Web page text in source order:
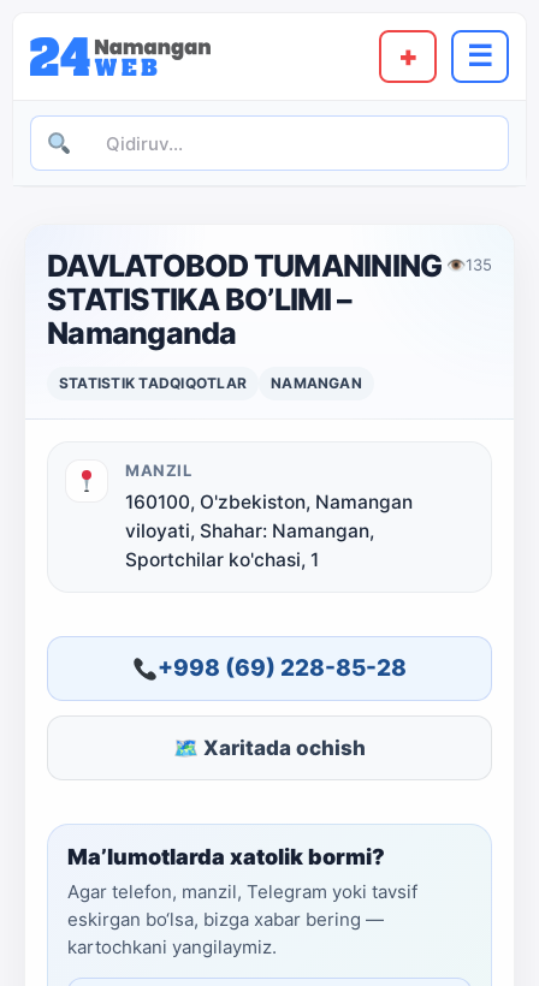
+ ☰
DAVLATOBOD TUMANINING
STATISTIKA BO’LIMI –
Namanganda
👁135
STATISTIK TADQIQOTLAR NAMANGAN
MANZIL
160100, O'zbekiston, Namangan
viloyati, Shahar: Namangan,
Sportchilar ko'chasi, 1
+998 (69) 228-85-28
🗺 Xaritada ochish
Ma’lumotlarda xatolik bormi?
Agar telefon, manzil, Telegram yoki tavsif
eskirgan bo‘lsa, bizga xabar bering —
kartochkani yangilaymiz.